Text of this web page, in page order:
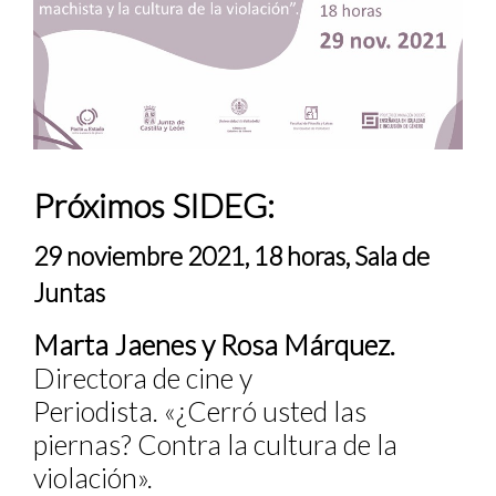
Próximos SIDEG:
29 noviembre 2021, 18 horas, Sala de
Juntas
Marta Jaenes y Rosa Márquez.
Directora de cine y
Periodista. «¿Cerró usted las
piernas? Contra la cultura de la
violación».